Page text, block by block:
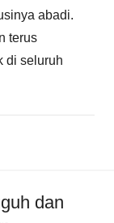
abadi.
terus
di seluruh
dan